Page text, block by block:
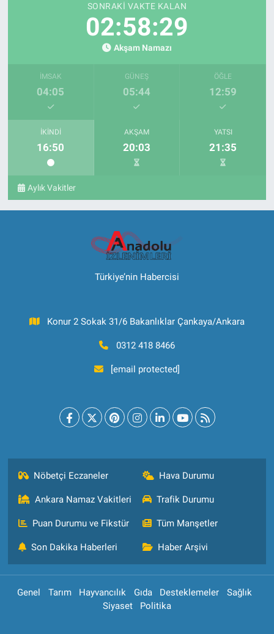
SONRAKI VAKTE KALAN
02:58:29
Akşam Namazı
İMSAK
04:05
GÜNEŞ
05:44
ÖĞLE
12:59
İKINDI
16:50
AKŞAM
20:03
YATSI
21:35
Aylık Vakitler
Türkiye’nin Habercisi
Konur 2 Sokak 31/6 Bakanlıklar Çankaya/Ankara
0312 418 8466
[email protected]
Nöbetçi Eczaneler Hava Durumu
Ankara Namaz Vakitleri Trafik Durumu
Puan Durumu ve Fikstür Tüm Manşetler
Son Dakika Haberleri Haber Arşivi
Genel Tarım Hayvancılık Gıda Desteklemeler
Sağlık
Siyaset
Politika